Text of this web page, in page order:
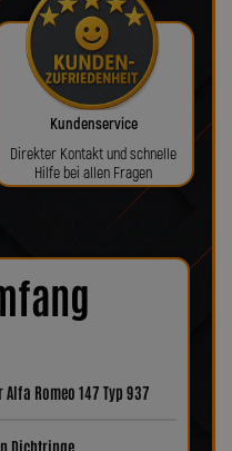
Kundenservice
Direkter Kontakt und schnelle
Hilfe bei allen Fragen
Romeo 147 Typ 937
Dichtringe